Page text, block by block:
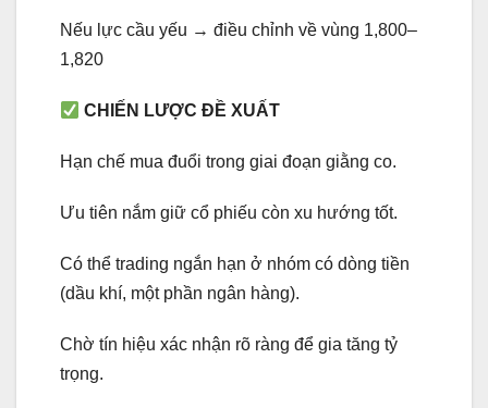
Nếu lực cầu yếu → điều chỉnh về vùng 1,800–
1,820
CHIẾN LƯỢC ĐỀ XUẤT
Hạn chế mua đuổi trong giai đoạn giằng co.
Ưu tiên nắm giữ cổ phiếu còn xu hướng tốt.
Có thể trading ngắn hạn ở nhóm có dòng tiền
(dầu khí, một phần ngân hàng).
Chờ tín hiệu xác nhận rõ ràng để gia tăng tỷ
trọng.